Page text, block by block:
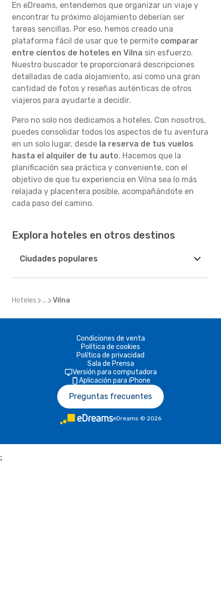
En eDreams, entendemos que organizar un viaje y
encontrar tu próximo alojamiento deberían ser
tareas sencillas. Por eso, hemos creado una
plataforma fácil de usar que te permite comparar
entre cientos de hoteles en Vilna sin esfuerzo.
Nuestro buscador te proporcionará descripciones
detalladas de cada alojamiento, así como una gran
cantidad de fotos y reseñas auténticas de otros
viajeros para ayudarte a decidir.
Pero no solo nos dedicamos a hoteles. Con nosotros,
puedes consolidar todos los aspectos de tu aventura
en un solo lugar, desde la reserva de tus vuelos
hasta el alquiler de tu auto. Hacemos que la
planificación sea práctica y conveniente, con el
objetivo de que tu experiencia en Vilna sea lo más
relajada y placentera posible, acompañándote en
cada paso del camino.
Explora hoteles en otros destinos
Ciudades populares
Hoteles ... Vilna
Condiciones de venta
Política de cookies
Política de privacidad
Sala de Prensa
Versión para computadora
Aplicación para iPhone
Preguntas frecuentes
eDreams © 2026
;